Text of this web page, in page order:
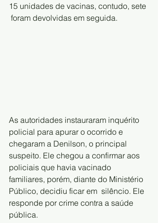
15 unidades de vacinas, contudo, sete
foram devolvidas em seguida.
As autoridades instauraram inquérito
policial para apurar o ocorrido e
chegaram a Denilson, o principal
suspeito. Ele chegou a confirmar aos
policiais que havia vacinado
familiares, porém, diante do Ministério
Público, decidiu ficar em  silêncio. Ele
responde por crime contra a saúde
pública.